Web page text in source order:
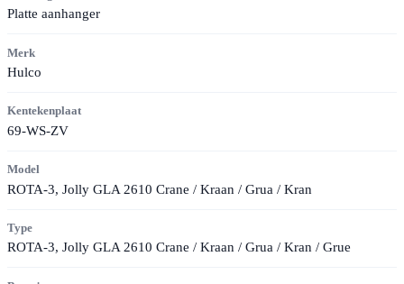
Platte aanhanger
Merk
Hulco
Kentekenplaat
69-WS-ZV
Model
ROTA-3, Jolly GLA 2610 Crane / Kraan / Grua / Kran
Type
ROTA-3, Jolly GLA 2610 Crane / Kraan / Grua / Kran / Grue